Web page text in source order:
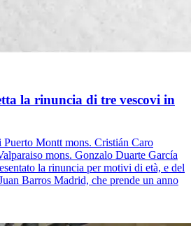
la rinuncia di tre vescovi in
Puerto Montt mons. Cristián Caro
mons. Gonzalo Duarte García
la rinuncia per motivi di età, e del
Barros Madrid, che prende un anno